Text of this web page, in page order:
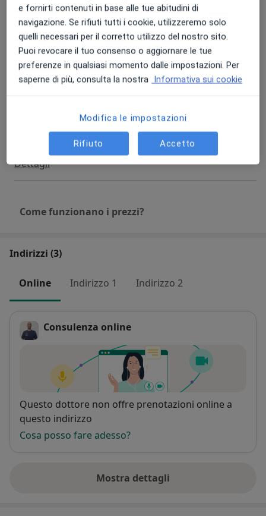
Fisioterapia
Da 50 € Dettagli
Consulenza online
Dettagli
Terapia con onde d'urto
Dettagli
Come funzionano i prezzi?
Indirizzi (3)
Online Indirizzo 1 Indirizzo 2
Consulenza online
Disponibilità
Questo dottore non offre prenotazioni online a
questo indirizzo
Cosa posso fare adesso?
Mostra dettagli
sull'indirizzo
e fornirti contenuti in base alle tue abitudini di
navigazione. Se rifiuti tutti i cookie, utilizzeremo solo
quelli necessari per il corretto utilizzo del nostro sito.
Puoi revocare il tuo consenso o aggiornare le tue
preferenze in qualsiasi momento dalle impostazioni. Per
saperne di più, consulta la nostra Informativa sui cookie
Modifica le impostazioni
Rifiuto Accetto